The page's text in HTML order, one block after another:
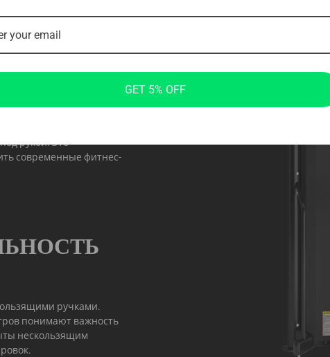
рукой. Это
современные фитнес-
ручками.
понимают важность
нескользящим
GET 5% OFF